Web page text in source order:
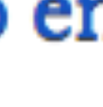
CT
y Contacto